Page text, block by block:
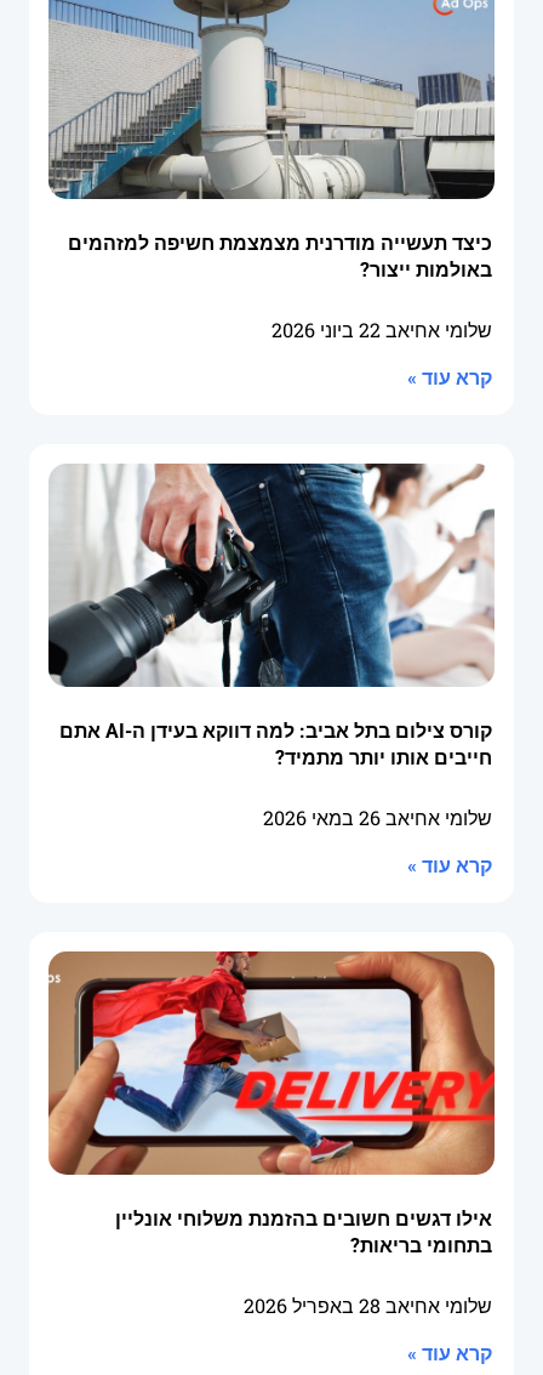
כיצד תעשייה מודרנית מצמצמת חשיפה למזהמים
באולמות ייצור?
שלומי אחיאב22 ביוני 2026
קרא עוד »
קורס צילום בתל אביב: למה דווקא בעידן ה-AI אתם
חייבים אותו יותר מתמיד?
שלומי אחיאב26 במאי 2026
קרא עוד »
אילו דגשים חשובים בהזמנת משלוחי אונליין
בתחומי בריאות?
שלומי אחיאב 28 באפריל 2026
קרא עוד »